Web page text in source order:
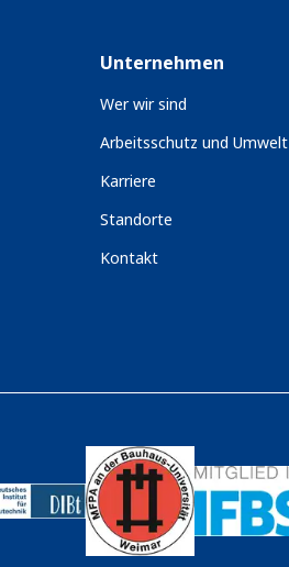
Unternehmen
Wer wir sind
Arbeitsschutz und Umwelt
Karriere
Standorte
Kontakt